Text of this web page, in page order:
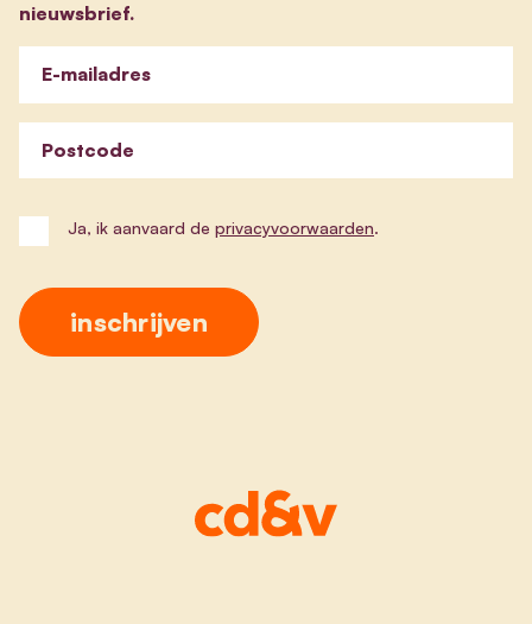
nieuwsbrief.
E-mailadres
Postcode
Ja, ik aanvaard de privacyvoorwaarden.